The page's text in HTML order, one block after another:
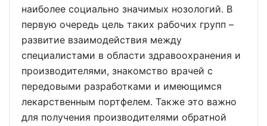
наиболее социально значимых нозологий. В
первую очередь цель таких рабочих групп –
развитие взаимодействия между
специалистами в области здравоохранения и
производителями, знакомство врачей с
передовыми разработками и имеющимся
лекарственным портфелем. Также это важно
для получения производителями обратной